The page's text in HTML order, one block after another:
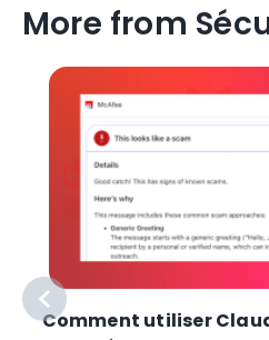
More from
Comment utiliser